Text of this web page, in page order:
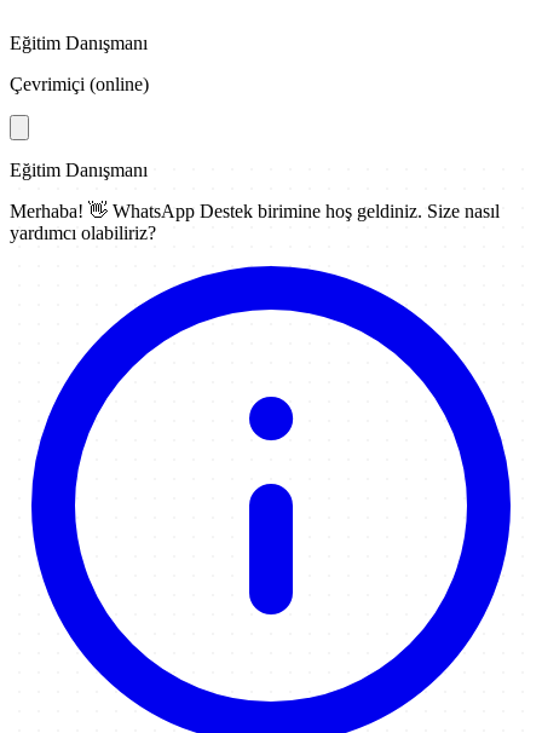
Eğitim Danışmanı
Çevrimiçi (online)
Eğitim Danışmanı
Merhaba! 👋 WhatsApp Destek birimine hoş geldiniz. Size nasıl
yardımcı olabiliriz?